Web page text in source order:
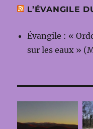
L’ÉVANGILE
Évangile : «
sur les eaux »